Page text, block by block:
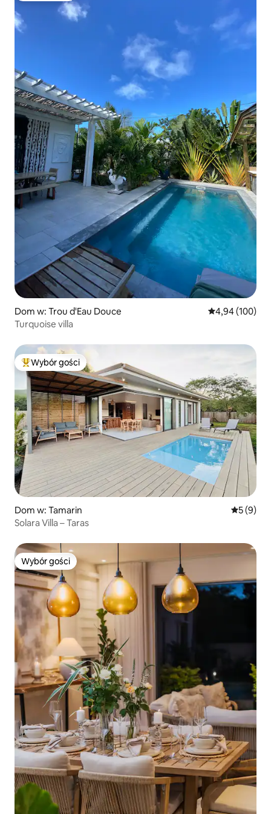
Dom w: Trou d'Eau Douce Średnia
4,94 (100)
Turquoise villa
Najpopularniejsze z kategorii Wybór gości
Wybór gości
Dom w: Tamarin Średnia
5 (9)
Solara Villa – Taras
Wybór gości
Wybór gości